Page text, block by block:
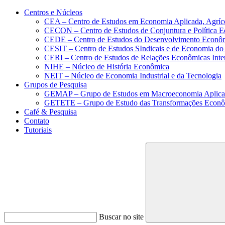
Conteúdo principal Menu principal
Centros e Núcleos
CEA – Centro de Estudos em Economia Aplicada,
CECON – Centro de Estudos de Conjuntura e Política
CEDE – Centro de Estudos do Desenvolvimento
CESIT – Centro de Estudos SIndicais e de Economia
CERI – Centro de Estudos de Relações Econômicas
NIHE – Núcleo de História Econômica
NEIT – Núcleo de Economia Industrial e da Tecnologia
Grupos de Pesquisa
GEMAP – Grupo de Estudos em Macroeconomia
GETETE – Grupo de Estudo das Transformações
Café & Pesquisa
Contato
Tutoriais
Buscar no site